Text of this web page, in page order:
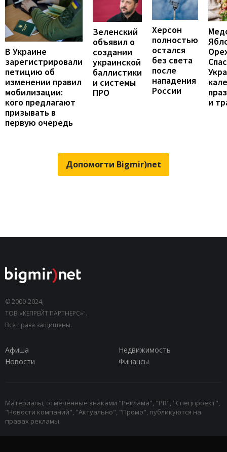
В Украине
зарегистрировали
петицию об
изменении правил
мобилизации:
кого предлагают
призывать в
первую очередь
Зеленский
объявил о
создании
украинской
баллистики
и системы
ПРО
Херсон
полностью
остался
без света
после
нападения
России
и
Допомогти Bigmir)net
© 2000-2024,
ТОВ «КЕПРЕЙТ ПАРТНЕРС»".
Все права защищены.
Афиша
Недвижимость
Новости
Финансы
Материалы, отмеченные знаками "Реклама", "PR", "Спецпроект",
"Новости компаний", "Актуально", "Промо", публикуются на
правах рекламы.